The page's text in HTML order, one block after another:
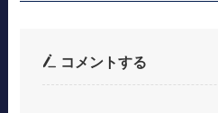
コメントする